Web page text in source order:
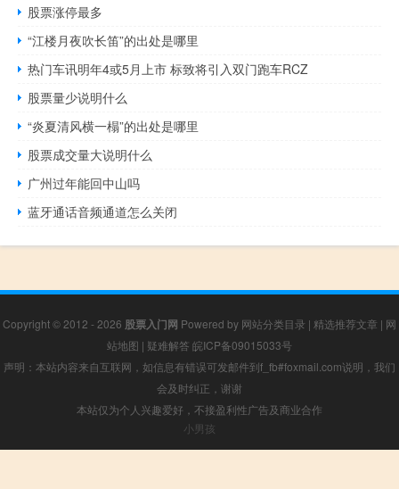
股票涨停最多
“江楼月夜吹长笛”的出处是哪里
热门车讯明年4或5月上市 标致将引入双门跑车RCZ
股票量少说明什么
“炎夏清风横一榻”的出处是哪里
股票成交量大说明什么
广州过年能回中山吗
蓝牙通话音频通道怎么关闭
Copyright © 2012 - 2026 股票入门网 Powered by 网站分类目录 | 精选推荐文章 | 网
站地图 | 疑难解答 皖ICP备09015033号
声明：本站内容来自互联网，如信息有错误可发邮件到f_fb#foxmail.com说明，我们
会及时纠正，谢谢
本站仅为个人兴趣爱好，不接盈利性广告及商业合作
小男孩